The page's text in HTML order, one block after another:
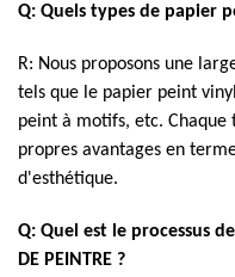
Q: Quels types de papier
R: Nous proposons une
tels que le papier peint
peint à motifs, etc.
propres avantages en
d'esthétique.
Q: Quel est le processus
DE PEINTRE ?